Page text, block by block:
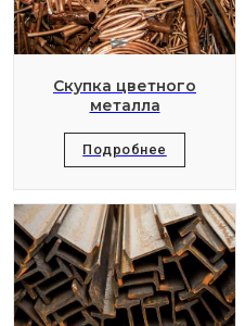
Скупка цветного
металла
Подробнее